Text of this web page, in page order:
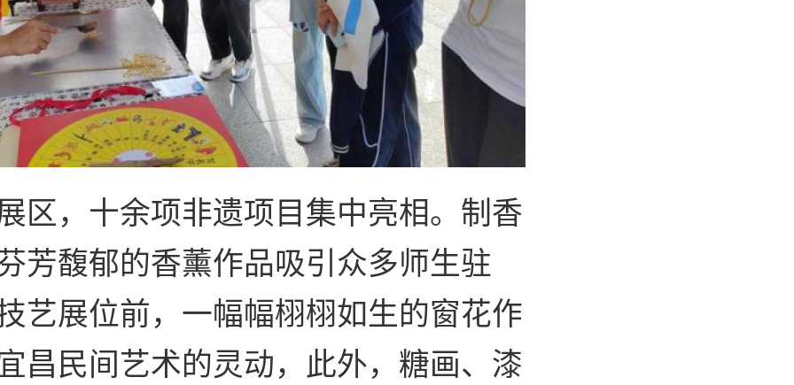
区，十余项非遗项目集中亮相。制香
芳馥郁的香薰作品吸引众多师生驻
艺展位前，一幅幅栩栩如生的窗花作
昌民间艺术的灵动，此外，糖画、漆